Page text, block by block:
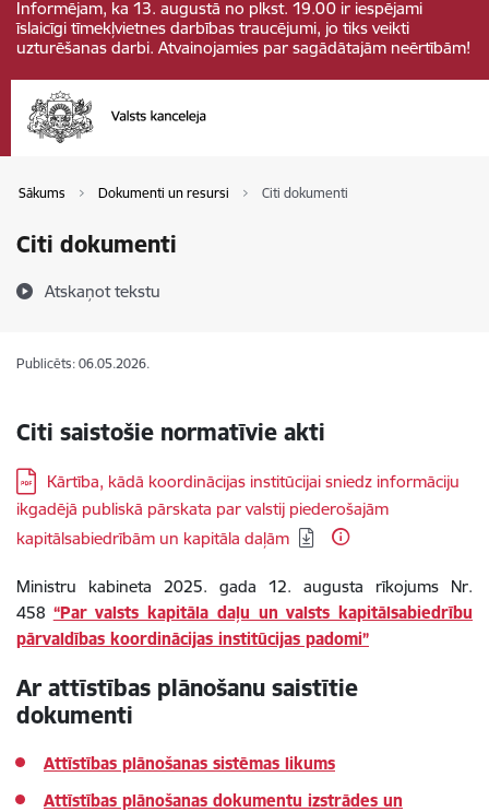
Informējam, ka 13. augustā no plkst. 19.00 ir iespējami
īslaicīgi tīmekļvietnes darbības traucējumi, jo tiks veikti
uzturēšanas darbi. Atvainojamies par sagādātajām neērtībām!
Sākums Dokumenti un resursi Citi dokumenti
Citi dokumenti
Atskaņot tekstu
Publicēts: 06.05.2026.
Citi saistošie normatīvie akti
Lejupielādēt:
Kārtība, kādā koordinācijas institūcijai sniedz informāciju
ikgadējā publiskā pārskata par valstij piederošajām
kapitālsabiedrībām un kapitāla daļām
Ministru kabineta 2025. gada 12. augusta rīkojums Nr.
458 “Par valsts kapitāla daļu un valsts kapitālsabiedrību
pārvaldības koordinācijas institūcijas padomi”
Ar attīstības plānošanu saistītie
dokumenti
Attīstības plānošanas sistēmas likums
Attīstības plānošanas dokumentu izstrādes un